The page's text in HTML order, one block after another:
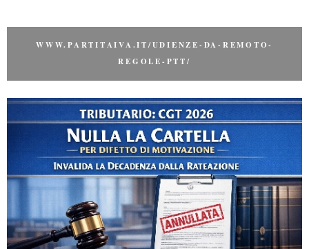
WWW.PARTITAIVA.IT/UDIENZE-DA-REMOTO-
REGOLE-PTT/